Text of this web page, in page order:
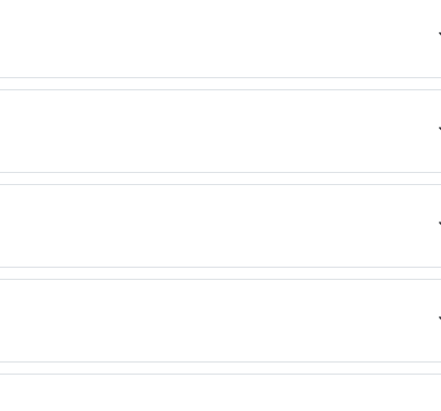
представником багатьох брендів.
та GOODYEAR додаємо фірмові коробочки із
чорну із тризубом коробочку або
усі інші моделі відправляємо надійно
на подарунок рекомендуємо подивитись на
оплата при отриманні, передплата за
монобанк та пумб, а також оплата LiqРay на